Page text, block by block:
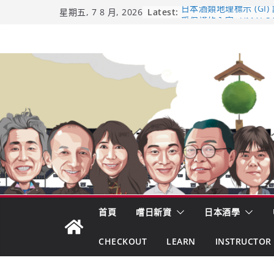
星期五, 7 8 月, 2026 Latest: 日本酒類地理標示 (GI)
【酒業商戰】130年老
市場！梅乃宿上市背後
龜之井酒造：口說上
吟釀的堅持與傳承 ～
首頁 嚐日新資 日本酒學
CHECKOUT LEARN